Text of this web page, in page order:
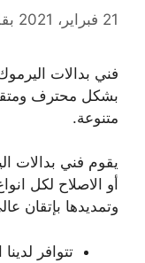
21 فبراير، 2021
فني بدالات
بشكل محترف
متنوعة.
يقوم فني بدالات
أو الاصلاح لكل
وتمديدها بإتقان
تتوافر